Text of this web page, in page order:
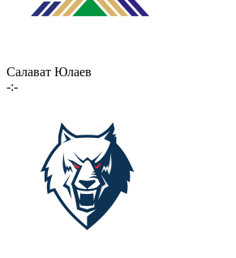
Салават Юлаев
-:-